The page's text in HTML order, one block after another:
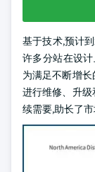
基于技术,预计
许多分站在设
为满足不断增
进行维修、升
续需要,助长了市